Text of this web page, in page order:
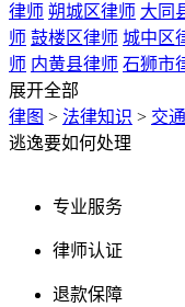
律师 朔城区律师 大同
师 鼓楼区律师 城中区
师 内黄县律师 石狮市
展开全部
律图 > 法律知识 > 交
逃逸要如何处理
专业服务
律师认证
退款保障